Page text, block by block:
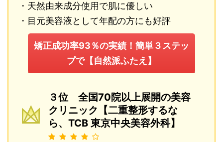
・天然由来成分使用で肌に優しい
・目元美容液として年配の方にも好評
矯正成功率93％の実績！簡単３ステッ
プで【自然派ふたえ】
３位 全国70院以上展開の美容
クリニック【二重整形するな
ら、TCB 東京中央美容外科】